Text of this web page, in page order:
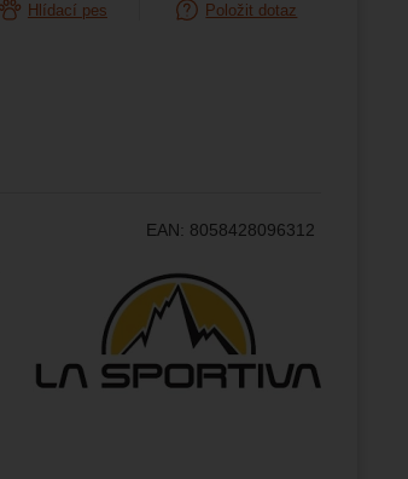
Hlídací pes Položit dotaz
EAN: 8058428096312